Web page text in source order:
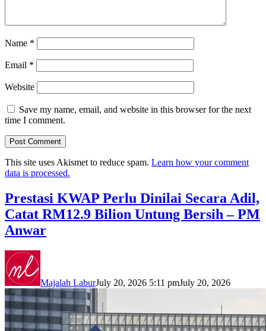
Name *
Email *
Website
Save my name, email, and website in this browser for the next
time I comment.
This site uses Akismet to reduce spam. Learn how your comment
data is processed.
Prestasi KWAP Perlu Dinilai Secara Adil,
Catat RM12.9 Bilion Untung Bersih – PM
Anwar
Majalah LaburJuly 20, 2026 5:11 pmJuly 20, 2026